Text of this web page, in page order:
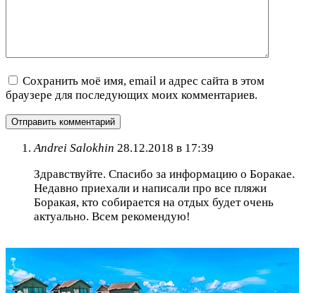
Сохранить моё имя, email и адрес сайта в этом
браузере для последующих моих комментариев.
Andrei Salokhin 28.12.2018 в 17:39
Здравствуйте. Спасибо за информацию о Боракае.
Недавно приехали и написали про все пляжи
Боракая, кто собирается на отдых будет очень
актуально. Всем рекомендую!